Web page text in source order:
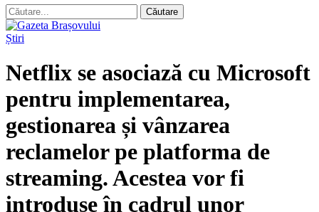
Știri
Netflix se asociază cu Microsoft
pentru implementarea,
gestionarea și vânzarea
reclamelor pe platforma de
streaming. Acestea vor fi
introduse în cadrul unor